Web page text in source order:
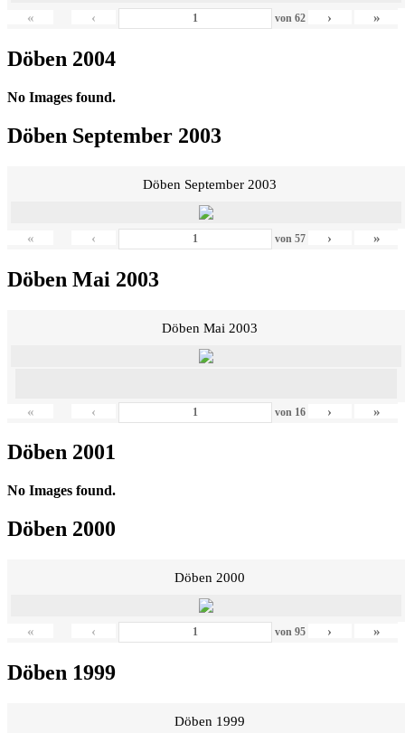
« ‹ von 62 › »
Döben 2004
No Images found.
Döben September 2003
Döben September 2003
« ‹ von 57 › »
Döben Mai 2003
Döben Mai 2003
« ‹ von 16 › »
Döben 2001
No Images found.
Döben 2000
Döben 2000
« ‹ von 95 › »
Döben 1999
Döben 1999